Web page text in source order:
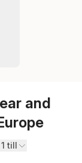
and
till